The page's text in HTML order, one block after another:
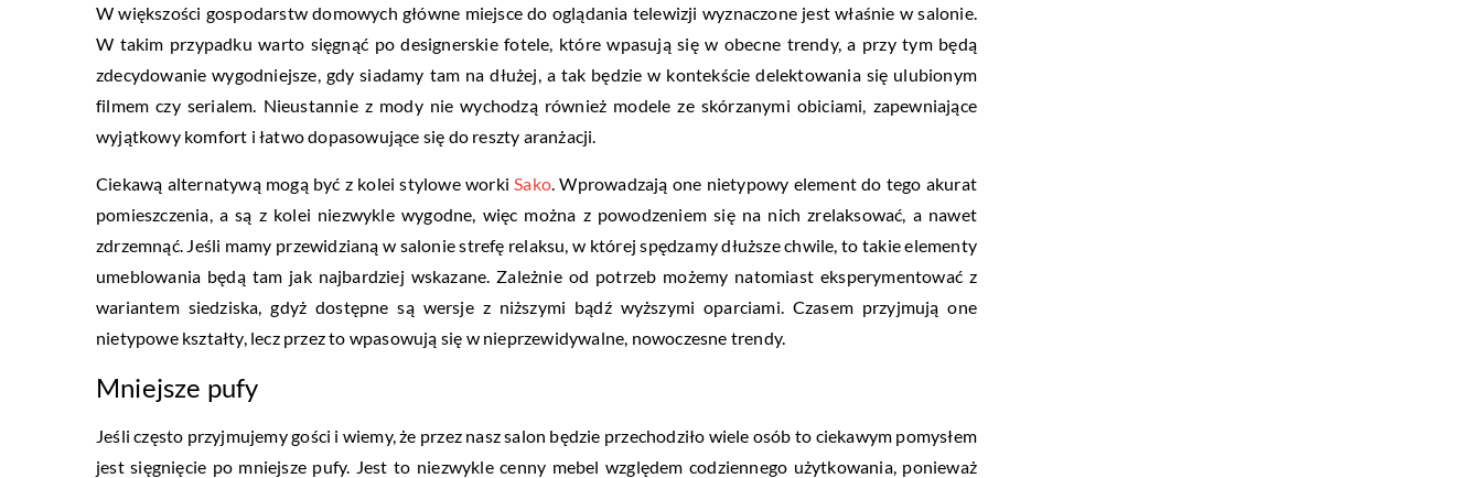
W większości gospodarstw domowych główne miejsce do oglądania telewizji wyznaczone jest właśnie w salonie.
W takim przypadku warto sięgnąć po designerskie fotele, które wpasują się w obecne trendy, a przy tym będą
zdecydowanie wygodniejsze, gdy siadamy tam na dłużej, a tak będzie w kontekście delektowania się ulubionym
filmem czy serialem. Nieustannie z mody nie wychodzą również modele ze skórzanymi obiciami, zapewniające
wyjątkowy komfort i łatwo dopasowujące się do reszty aranżacji.
Ciekawą alternatywą mogą być z kolei stylowe worki Sako . Wprowadzają one nietypowy element do tego akurat
pomieszczenia, a są z kolei niezwykle wygodne, więc można z powodzeniem się na nich zrelaksować, a nawet
zdrzemnąć. Jeśli mamy przewidzianą w salonie strefę relaksu, w której spędzamy dłuższe chwile, to takie elementy
umeblowania będą tam jak najbardziej wskazane. Zależnie od potrzeb możemy natomiast eksperymentować z
wariantem siedziska, gdyż dostępne są wersje z niższymi bądź wyższymi oparciami. Czasem przyjmują one
nietypowe kształty, lecz przez to wpasowują się w nieprzewidywalne, nowoczesne trendy.
Mniejsze pufy
Jeśli często przyjmujemy gości i wiemy, że przez nasz salon będzie przechodziło wiele osób to ciekawym pomysłem
jest sięgnięcie po mniejsze pufy. Jest to niezwykle cenny mebel względem codziennego użytkowania, ponieważ